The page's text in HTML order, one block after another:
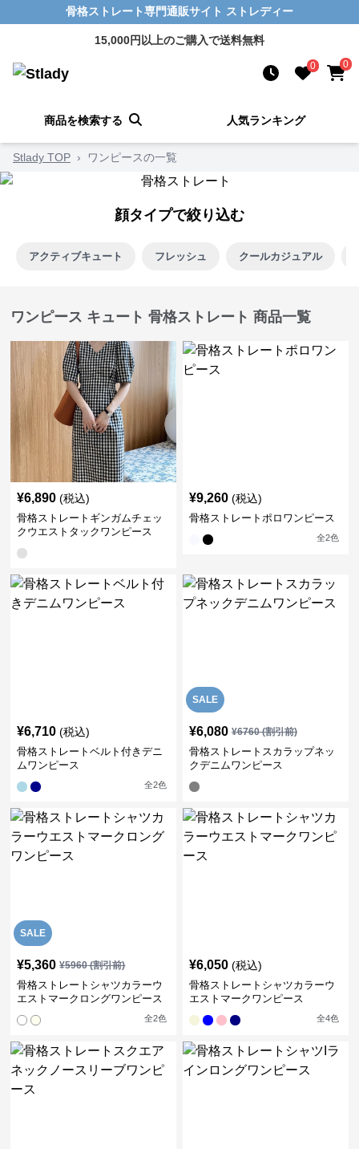
骨格ストレート専門通販サイト ストレディー
15,000円以上のご購入で送料無料
0 0
商品を検索する 人気ランキング
Stlady TOP › ワンピースの一覧
顔タイプで絞り込む
アクティブキュート フレッシュ クールカジュアル
ワンピース キュート 骨格ストレート 商品一覧
¥6,890 (税込)
骨格ストレートギンガムチェッ
クウエストタックワンピース
¥9,260 (税込)
骨格ストレートポロワンピース
全2色
¥6,710 (税込)
骨格ストレートベルト付きデニ
ムワンピース
全2色
SALE
¥6,080 ¥6760(割引前)
骨格ストレートスカラップネッ
クデニムワンピース
SALE
¥5,360 ¥5960(割引前)
骨格ストレートシャツカラーウ
エストマークロングワンピース
全2色
¥6,050 (税込)
骨格ストレートシャツカラーウ
エストマークワンピース
全4色